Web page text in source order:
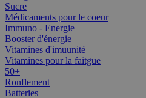
Sucre
Médicaments pour le coeur
Immuno - Energie
Booster d'énergie
Vitamines d'imuunité
Vitamines pour la faitgue
50+
Ronflement
Batteries